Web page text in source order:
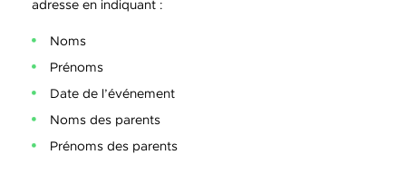
adresse en indiquant :
Noms
Prénoms
Date de l’événement
Noms des parents
Prénoms des parents